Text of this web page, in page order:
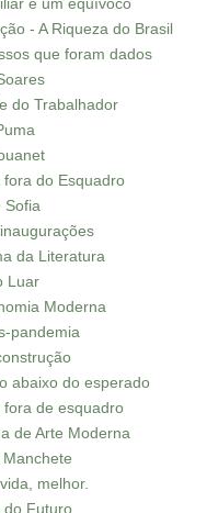
- A Riqueza do Brasil
que foram dados
do Trabalhador
fora do Esquadro
Sofia
inaugurações
da Literatura
Luar
Moderna
pandemia
abaixo do esperado
fora de esquadro
de Arte Moderna
Manchete
melhor.
do Futuro